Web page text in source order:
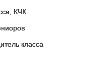
КЧК
класса